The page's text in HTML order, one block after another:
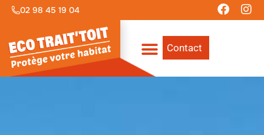
02 98 45 19 04
Contact